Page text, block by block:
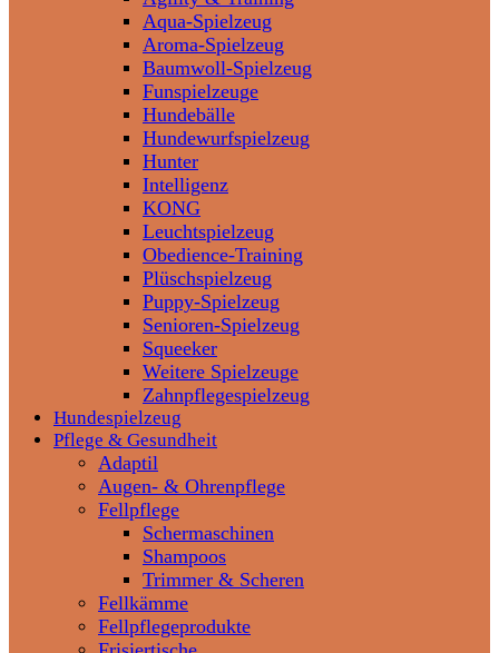
Aqua-Spielzeug
Aroma-Spielzeug
Baumwoll-Spielzeug
Funspielzeuge
Hundebälle
Hundewurfspielzeug
Hunter
Intelligenz
KONG
Leuchtspielzeug
Obedience-Training
Plüschspielzeug
Puppy-Spielzeug
Senioren-Spielzeug
Squeeker
Weitere Spielzeuge
Zahnpflegespielzeug
Hundespielzeug
Pflege & Gesundheit
Adaptil
Augen- & Ohrenpflege
Fellpflege
Schermaschinen
Shampoos
Trimmer & Scheren
Fellkämme
Fellpflegeprodukte